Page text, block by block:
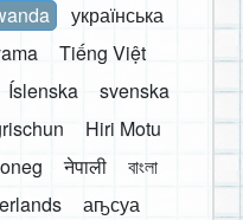
українська
Tiếng Việt
Íslenska
svenska
Hiri Motu
नेपाली
বাংলা
аҧсуа